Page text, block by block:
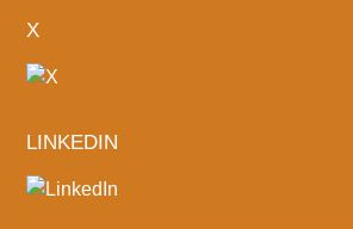
X
LINKEDIN